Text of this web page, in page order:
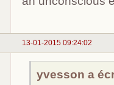
13-01-2015 09:24:02
yvesson a